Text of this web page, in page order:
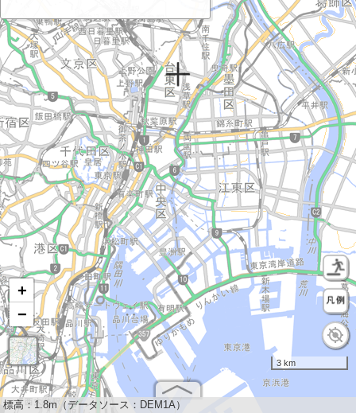
+
−
3 km
標高： 1.8m（データソース：DEM1A）